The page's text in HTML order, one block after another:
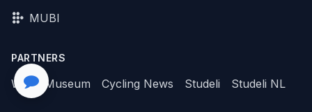
MUBI
PARTNERS
WhichMuseum Cycling News Studeli Studeli NL